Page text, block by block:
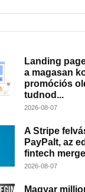
Landing
a magasan
promóciós
tudnod...
2026-08-07
A Stripe
PayPalt, az
fintech
2026-08-07
Magyar